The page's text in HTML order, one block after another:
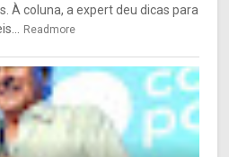
À coluna, a expert deu dicas para
Readmore